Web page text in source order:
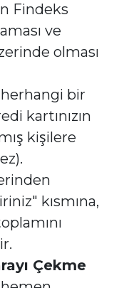
Findeks
ve
olması
bir
kartınızın
kişilere
kısmına,
Çekme